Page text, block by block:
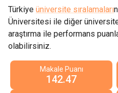
Türkiye üniversite sıralamaları
Üniversitesi ile diğer
araştırma ile performans
olabilirsiniz.
Makale Puanı
142.47